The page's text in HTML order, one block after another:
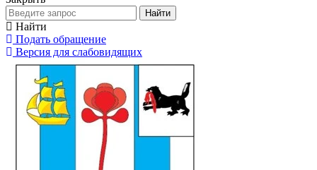
Найти
Найти
Подать обращение
Версия для слабовидящих